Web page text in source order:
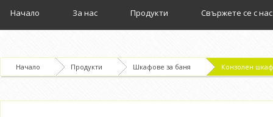
Начало За нас Продукти Свържете се с нас
Начало Продукти Шкафове за баня Конзолен